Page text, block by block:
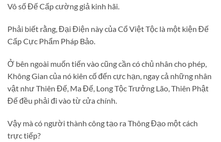
Vô số Đế Cấp cường giả kinh hãi.
Phải biết rằng, Đại Điện này của Cổ Việt Tộc là một kiện Đế
Cấp Cực Phẩm Pháp Bảo.
Ở bên ngoài muốn tiến vào cũng cần có chủ nhân cho phép,
Không Gian của nó kiên cố đến cực hạn, ngay cả những nhân
vật như Thiên Đế, Ma Đế, Long Tộc Trưởng Lão, Thiên Phật
Đế đều phải đi vào từ cửa chính.
Vậy mà có người thành công tạo ra Thông Đạo một cách
trực tiếp?